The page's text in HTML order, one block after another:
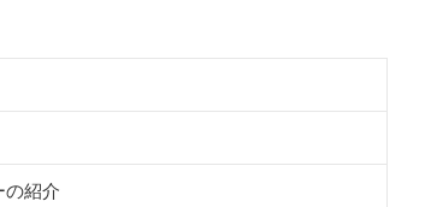
の紹介